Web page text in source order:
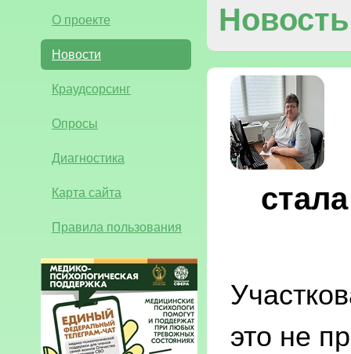
О проекте
Новости
Краудсорсинг
Опросы
Диагностика
Карта сайта
Правила пользования
Новость
это не